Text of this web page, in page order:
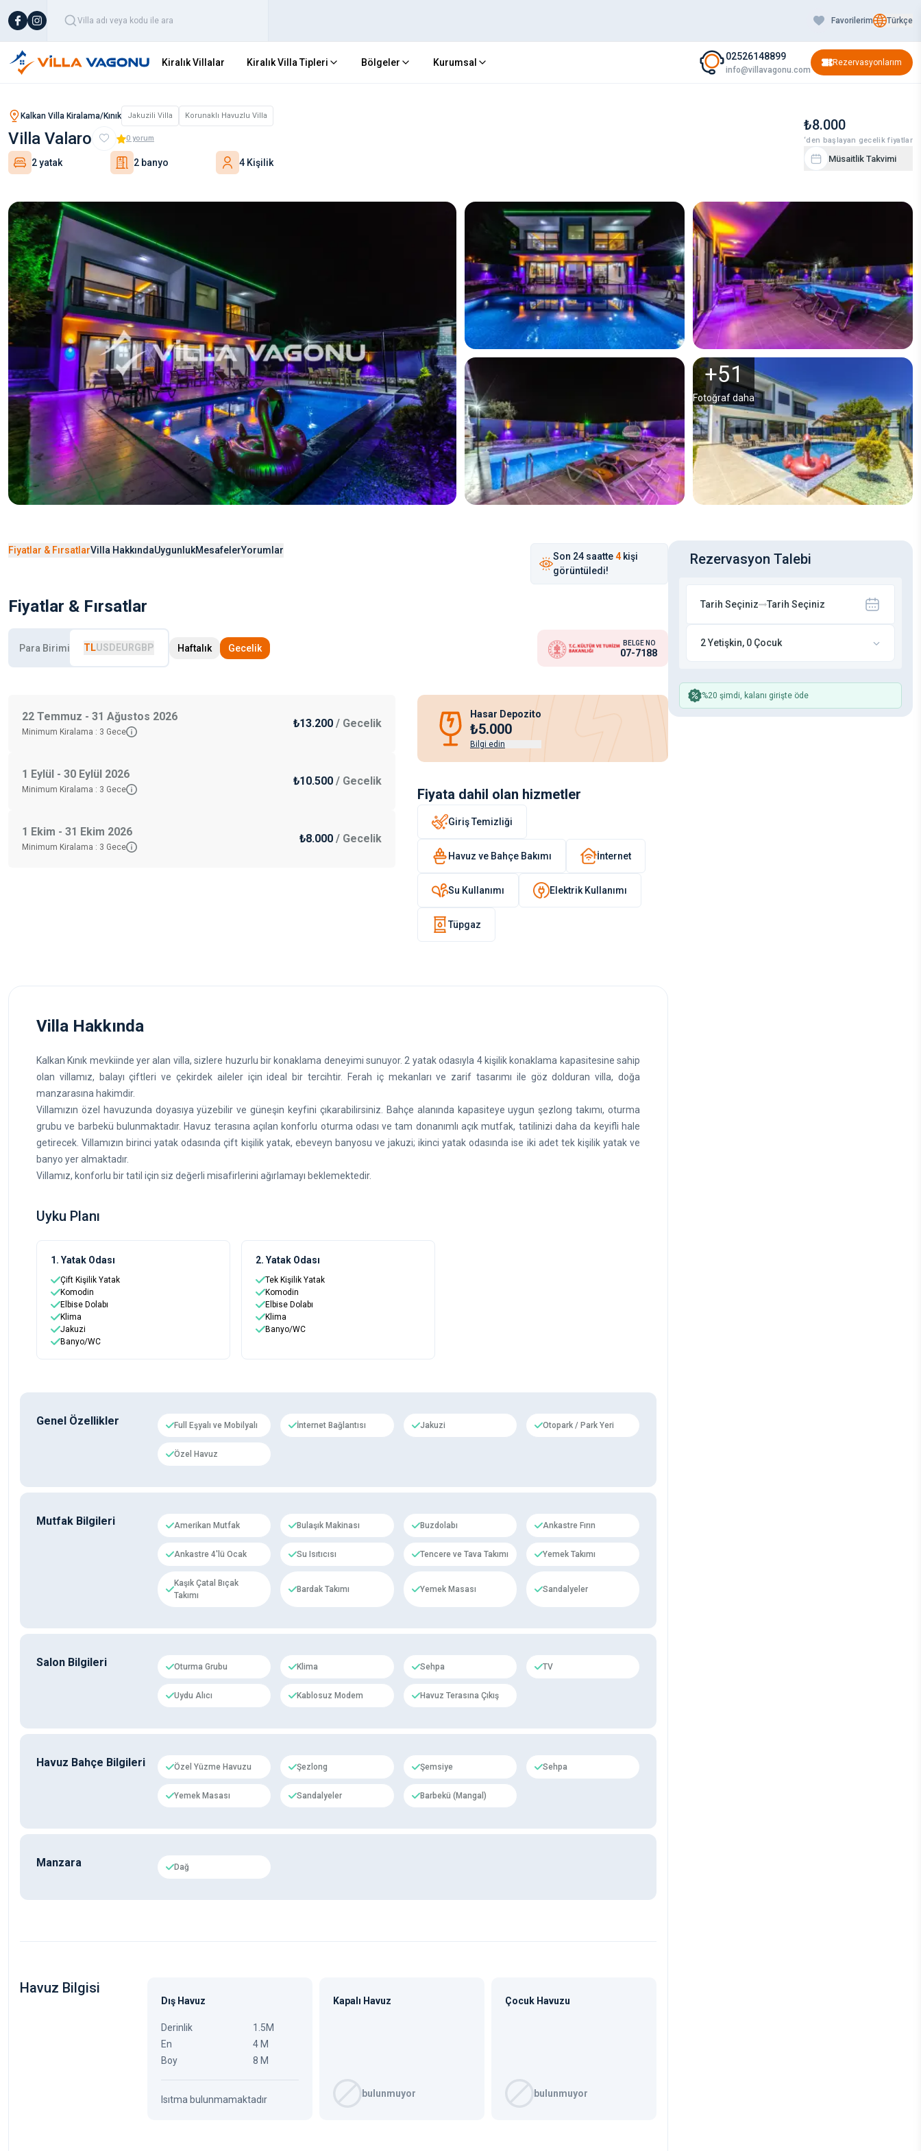
Favorilerim Türkçe
Kiralık Villalar Kiralık Villa Tipleri Bölgeler Kurumsal
02526148899
info@villavagonu.com
Rezervasyonlarım
Kalkan Villa Kiralama/Kınık Jakuzili Villa Korunaklı Havuzlu Villa
Villa Valaro 0 yorum
2 yatak 2 banyo 4 Kişilik
₺8.000
‘den başlayan gecelik fiyatlar
Müsaitlik Takvimi
+51
Fotoğraf daha
Fiyatlar & FırsatlarVilla HakkındaUygunlukMesafelerYorumlar
Son 24 saatte4 kişi
görüntüledi!
Fiyatlar & Fırsatlar
Para Birimi TLUSD EURGBP Haftalık Gecelik BELGE NO
07-7188
22 Temmuz - 31 Ağustos 2026
Minimum Kiralama : 3 Gece
₺13.200 / Gecelik
1 Eylül - 30 Eylül 2026
Minimum Kiralama : 3 Gece
₺10.500 / Gecelik
1 Ekim - 31 Ekim 2026
Minimum Kiralama : 3 Gece
₺8.000 / Gecelik
Hasar Depozito
₺5.000
Bilgi edin
Fiyata dahil olan hizmetler
Giriş Temizliği
Havuz ve Bahçe Bakımı İnternet
Su Kullanımı Elektrik Kullanımı
Tüpgaz
Villa Hakkında
Kalkan Kınık mevkiinde yer alan villa, sizlere huzurlu bir konaklama deneyimi sunuyor. 2 yatak odasıyla 4 kişilik konaklama kapasitesine sahip
olan villamız, balayı çiftleri ve çekirdek aileler için ideal bir tercihtir. Ferah iç mekanları ve zarif tasarımı ile göz dolduran villa, doğa
manzarasına hakimdir.
Villamızın özel havuzunda doyasıya yüzebilir ve güneşin keyfini çıkarabilirsiniz. Bahçe alanında kapasiteye uygun şezlong takımı, oturma
grubu ve barbekü bulunmaktadır. Havuz terasına açılan konforlu oturma odası ve tam donanımlı açık mutfak, tatilinizi daha da keyifli hale
getirecek. Villamızın birinci yatak odasında çift kişilik yatak, ebeveyn banyosu ve jakuzi; ikinci yatak odasında ise iki adet tek kişilik yatak ve
banyo yer almaktadır.
Villamız, konforlu bir tatil için siz değerli misafirlerini ağırlamayı beklemektedir.
Uyku Planı
1. Yatak Odası
Çift Kişilik Yatak
Komodin
Elbise Dolabı
Klima
Jakuzi
Banyo/WC
2. Yatak Odası
Tek Kişilik Yatak
Komodin
Elbise Dolabı
Klima
Banyo/WC
Genel Özellikler Full Eşyalı ve Mobilyalı İnternet Bağlantısı Jakuzi Otopark / Park Yeri
Özel Havuz
Mutfak Bilgileri Amerikan Mutfak Bulaşık Makinası Buzdolabı Ankastre Fırın
Ankastre 4'lü Ocak Su Isıtıcısı Tencere ve Tava Takımı Yemek Takımı
Kaşık Çatal Bıçak
Takımı
Bardak Takımı Yemek Masası Sandalyeler
Salon Bilgileri Oturma Grubu Klima Sehpa TV
Uydu Alıcı Kablosuz Modem Havuz Terasına Çıkış
Havuz Bahçe Bilgileri Özel Yüzme Havuzu Şezlong Şemsiye Sehpa
Yemek Masası Sandalyeler Barbekü (Mangal)
Manzara Dağ
Havuz Bilgisi
Dış Havuz
Derinlik
1.5M
En
4 M
Boy
8 M
Isıtma bulunmamaktadır
Kapalı Havuz
bulunmuyor
Çocuk Havuzu
bulunmuyor
Rezervasyon Talebi
Tarih Seçiniz Tarih Seçiniz
2 Yetişkin, 0 Çocuk
%20 şimdi, kalanı girişte öde